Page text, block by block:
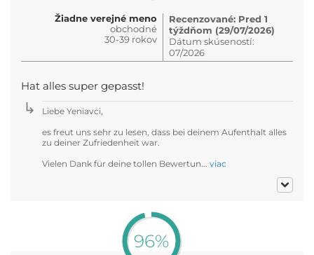
Žiadne verejné meno
obchodné
30-39 rokov
Recenzované: Pred 1
týždňom (29/07/2026)
Dátum skúseností:
07/2026
Hat alles super gepasst!
Liebe Yeniavci,
es freut uns sehr zu lesen, dass bei deinem Aufenthalt alles
zu deiner Zufriedenheit war.
Vielen Dank für deine tollen Bewertun... viac
96%